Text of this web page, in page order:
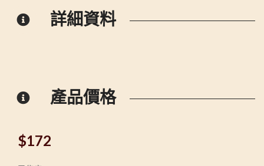
詳細資料
產品價格
$172